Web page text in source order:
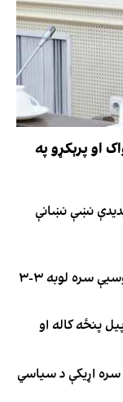
او پرېکړو په
نښې نښانې
د افغانستان فوټسال ملي لوبډلې له روسیې سره لوبه ۳-۳
پیل پنځه کاله او
سره اړیکې د سیاسي